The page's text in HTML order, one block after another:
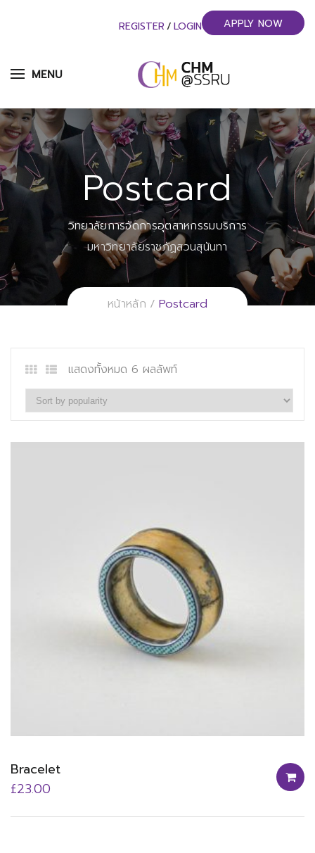
MENU
REGISTER / LOGIN APPLY NOW
Postcard
วิทยาลัยการจัดการอุตสาหกรรมบริการ
มหาวิทยาลัยราชภัฏสวนสุนันทา
หน้าหลัก Postcard
แสดงทั้งหมด 6 ผลลัพท์
Bracelet
£23.00